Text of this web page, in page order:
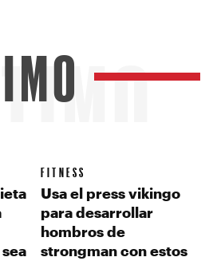
FITNESS
Usa el press vikingo
para desarrollar
hombros de
strongman con estos